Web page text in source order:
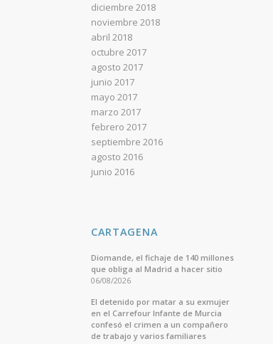
diciembre 2018
noviembre 2018
abril 2018
octubre 2017
agosto 2017
junio 2017
mayo 2017
marzo 2017
febrero 2017
septiembre 2016
agosto 2016
junio 2016
CARTAGENA
Diomande, el fichaje de 140 millones
que obliga al Madrid a hacer sitio
06/08/2026
El detenido por matar a su exmujer
en el Carrefour Infante de Murcia
confesó el crimen a un compañero
de trabajo y varios familiares